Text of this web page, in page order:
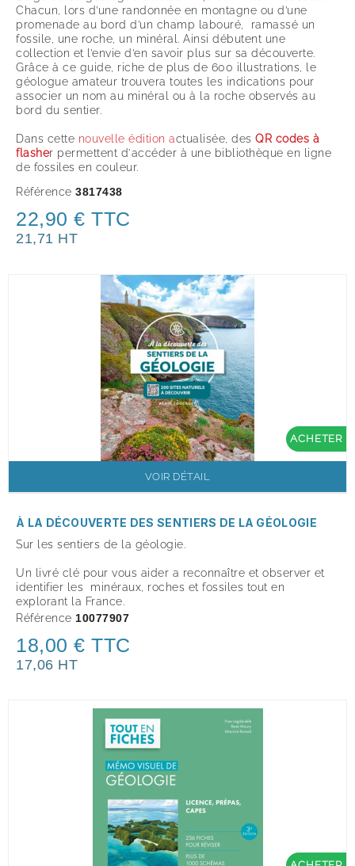
Chacun, lors d’une randonnée en montagne ou d’une
promenade au bord d’un champ labouré, ramassé un
fossile, une roche, un minéral. Ainsi débutent une
collection et l’envie d’en savoir plus sur sa découverte.
Grâce à ce guide, riche de plus de 600 illustrations, le
géologue amateur trouvera toutes les indications pour
associer un nom au minéral ou à la roche observés au
bord du sentier.
Dans cette nouvelle édition actualisée, des QR codes à
flasher permettent d'accéder à une bibliothèque en ligne
de fossiles en couleur.
Référence 3817438
22,90 € TTC
21,71 HT
ACHETER
VOIR DÉTAIL
À LA DÉCOUVERTE DES SENTIERS DE LA GÉOLOGIE
Sur les sentiers de la géologie.
Un livré clé pour vous aider a reconnaître et observer et
identifier les minéraux, roches et fossiles tout en
explorant la France.
Référence 10077907
18,00 € TTC
17,06 HT